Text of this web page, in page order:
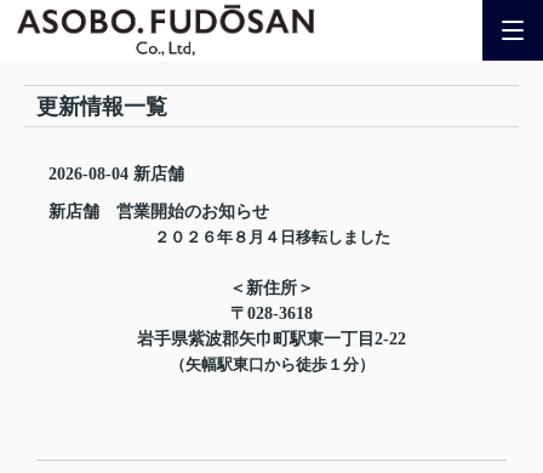
更新情報一覧
2026-08-04 新店舗
新店舗 営業開始のお知らせ
２０２６年８月４日移転しました
＜新住所＞
〒028-3618
岩手県紫波郡矢巾町駅東一丁目2-22
（矢幅駅東口から徒歩１分）